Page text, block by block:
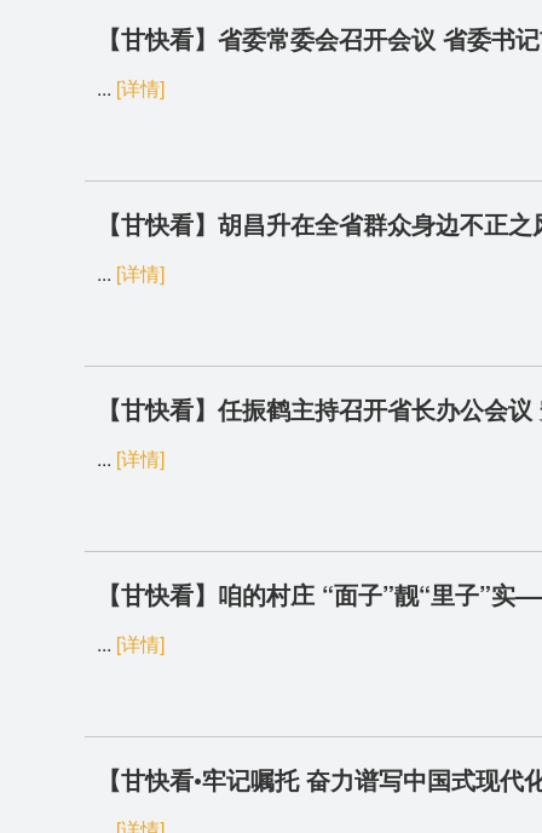
【甘快看】省委常委会召开会议 省委书
... [详情]
【甘快看】胡昌升在全省群众身边不正
实事解难题 任振鹤主持
... [详情]
【甘快看】任振鹤主持召开省长办公会
... [详情]
【甘快看】咱的村庄 “面子”靓“里子”
... [详情]
【甘快看•牢记嘱托 奋力谱写中国式现